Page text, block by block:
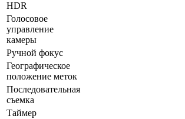
HDR
Голосовое
управление
камеры
Ручной фокус
Географическое
положение меток
Последовательная
съемка
Таймер